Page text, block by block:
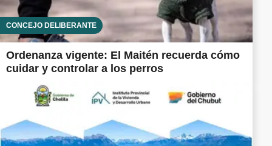
CONCEJO DELIBERANTE
Ordenanza vigente: El Maitén recuerda cómo
cuidar y controlar a los perros